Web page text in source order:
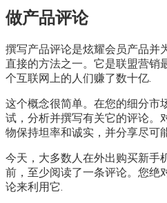
做产品评论
撰写产品评论是炫耀会员产品并
直接的方法之一。它是联盟营销
个互联网上的人们赚了数十亿.
这个概念很简单。在您的细分市
试，分析并撰写有关它的评论。
物保持坦率和诚实，并分享尽可
今天，大多数人在外出购买新手
前，至少阅读了一条评论。您绝
论来利用它.